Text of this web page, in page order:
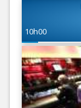
10h00